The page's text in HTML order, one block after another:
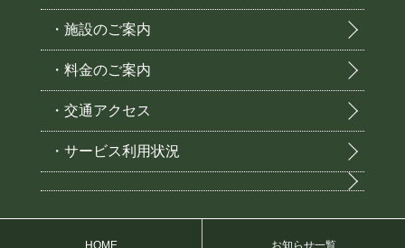
・施設のご案内
・料金のご案内
・交通アクセス
・サービス利用状況
HOME お知らせ一覧